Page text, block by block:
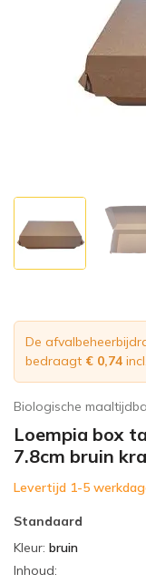
De
bedraagt € 0,74
Biologische
Loempia box
7.8cm bruin
Levertijd 1-5
Standaard
Kleur: bruin
Inhoud: